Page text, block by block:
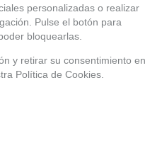
personalizadas o realizar
Pulse el botón para
bloquearlas.
y retirar su consentimiento en
Política de Cookies.